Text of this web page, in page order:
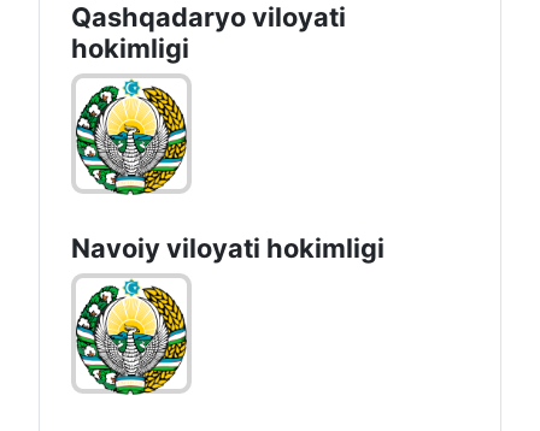
Qashqadaryo viloyati
hоkimligi
Navoiy vilоyati hоkimligi